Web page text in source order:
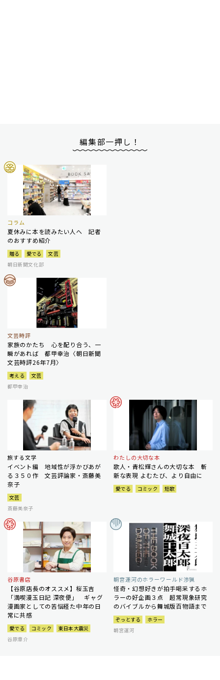
編集部一押し！
コラム
夏休みに本を読みたい人へ 記者
のおすすめ紹介
贈る 愛でる
文芸
朝日新聞文化部
文芸時評
家族のかたち 心を配り合う、一
瞬があれば 都甲幸治〈朝日新聞
文芸時評26年7月〉
考える
文芸
都甲幸治
旅する文学
イベント編 地域性が浮かびあが
る３５０作 文芸評論家・斎藤美
奈子
文芸
斎藤美奈子
わたしの大切な本
歌人・青松輝さんの大切な本 斬
新な表現 よむたび、より自由に
愛でる コミック 短歌
谷原書店
【谷原店長のオススメ】桜玉吉
「満喫漫玉日記 深夜便」 ギャグ
漫画家としての苦悩経た中年の日
常に共感
愛でる コミック
東日本大震災
谷原章介
朝宮運河のホラーワールド渉猟
怪奇・幻想好きが拍手喝采するホ
ラーの好企画３点 超常現象研究
のバイブルから舞城版百物語まで
ぞっとする
ホラー
朝宮運河